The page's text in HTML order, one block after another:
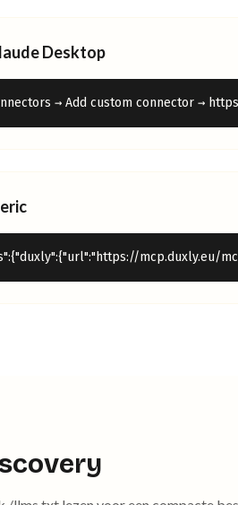
Desktop
→ Add custom connector →
mcp.duxly.eu/